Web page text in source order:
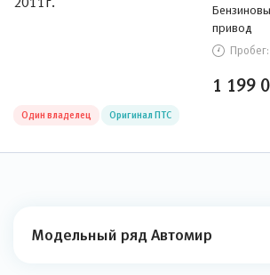
привод
Пробег:
1 199
Один владелец Оригинал ПТС
Модельный ряд Автомир